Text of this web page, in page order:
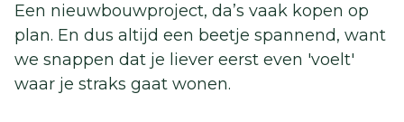
Een nieuwbouwproject, da’s vaak kopen op
plan. En dus altijd een beetje spannend, want
we snappen dat je liever eerst even 'voelt'
waar je straks gaat wonen.